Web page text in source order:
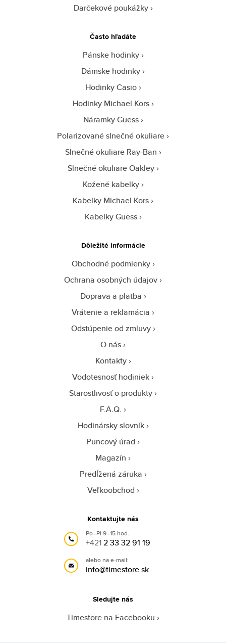
Darčekové poukážky
Často hľadáte
Pánske hodinky
Dámske hodinky
Hodinky Casio
Hodinky Michael Kors
Náramky Guess
Polarizované slnečné okuliare
Slnečné okuliare Ray-Ban
Slnečné okuliare Oakley
Kožené kabelky
Kabelky Michael Kors
Kabelky Guess
Dôležité informácie
Obchodné podmienky
Ochrana osobných údajov
Doprava a platba
Vrátenie a reklamácia
Odstúpenie od zmluvy
O nás
Kontakty
Vodotesnosť hodiniek
Starostlivosť o produkty
F.A.Q.
Hodinársky slovník
Puncový úrad
Magazín
Predĺžená záruka
Veľkoobchod
Kontaktujte nás
Po–Pi 9–15 hod.
+4212 33 32 91 19
alebo na e-mail:
info@timestore.sk
Sledujte nás
Timestore na Facebooku